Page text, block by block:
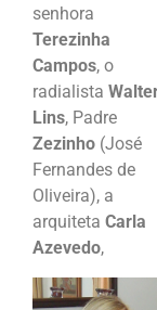
senhora
Terezinha
Campos, o
radialista
Lins, Padre
Zezinho (José
Fernandes de
Oliveira), a
arquiteta Carla
Azevedo,